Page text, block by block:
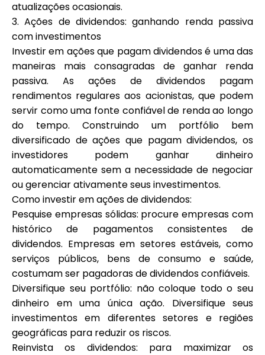
atualizações ocasionais.
3. Ações de dividendos: ganhando renda passiva
com investimentos
Investir em ações que pagam dividendos é uma das
maneiras mais consagradas de ganhar renda
passiva. As ações de dividendos pagam
rendimentos regulares aos acionistas, que podem
servir como uma fonte confiável de renda ao longo
do tempo. Construindo um portfólio bem
diversificado de ações que pagam dividendos, os
investidores podem ganhar dinheiro
automaticamente sem a necessidade de negociar
ou gerenciar ativamente seus investimentos.
Como investir em ações de dividendos:
Pesquise empresas sólidas: procure empresas com
histórico de pagamentos consistentes de
dividendos. Empresas em setores estáveis, como
serviços públicos, bens de consumo e saúde,
costumam ser pagadoras de dividendos confiáveis.
Diversifique seu portfólio: não coloque todo o seu
dinheiro em uma única ação. Diversifique seus
investimentos em diferentes setores e regiões
geográficas para reduzir os riscos.
Reinvista os dividendos: para maximizar os